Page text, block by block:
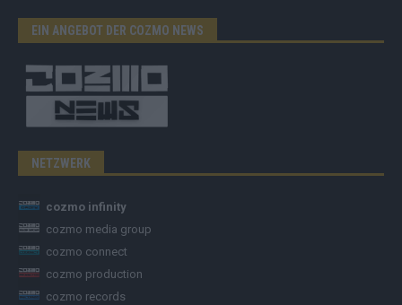
EIN ANGEBOT DER COZMO NEWS
NETZWERK
cozmo infinity
cozmo media group
cozmo connect
cozmo production
cozmo records